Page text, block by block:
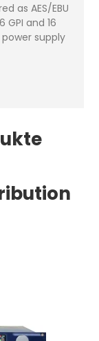
as AES/EBU
GPI and 16
supply